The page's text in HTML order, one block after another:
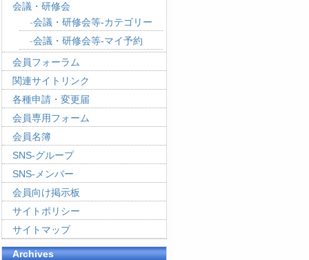
会議・研修会
会議・研修会等-カテゴリー
会議・研修会等-マイ予約
会員フォーラム
関連サイトリンク
各種申請・変更届
会員専用フォーム
会員名簿
SNS-グループ
SNS-メンバー
会員向け掲示板
サイトポリシー
サイトマップ
Archives